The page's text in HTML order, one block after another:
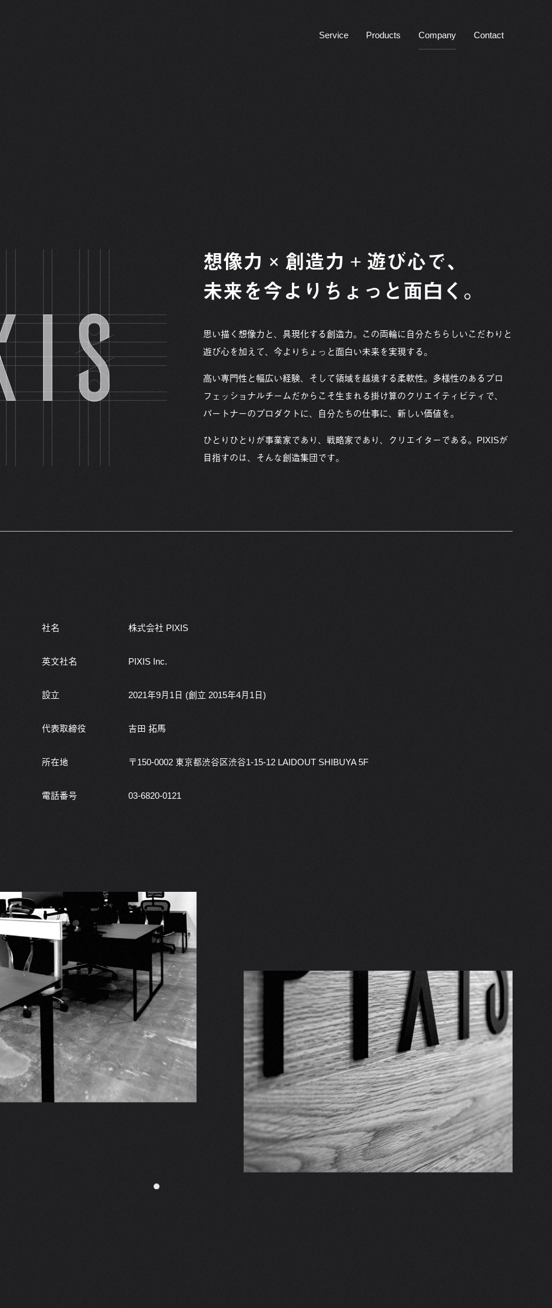
Service Products Company Contact
想像力 × 創造力 + 遊び心で、
未来を今よりちょっと面白く。
思い描く想像力と、具現化する創造力。この両輪に自分たちらしいこだわりと
遊び心を加えて、今よりちょっと面白い未来を実現する。
高い専門性と幅広い経験、そして領域を越境する柔軟性。多様性のあるプロ
フェッショナルチームだからこそ生まれる掛け算のクリエイティビティで、
パートナーのプロダクトに、自分たちの仕事に、新しい価値を。
ひとりひとりが事業家であり、戦略家であり、クリエイターである。PIXISが
目指すのは、そんな創造集団です。
社名 株式会社 PIXIS
英文社名 PIXIS Inc.
設立 2021年9月1日 (創立 2015年4月1日)
代表取締役 吉田 拓馬
所在地 〒150-0002 東京都渋谷区渋谷1-15-12 LAIDOUT SHIBUYA 5F
電話番号 03-6820-0121